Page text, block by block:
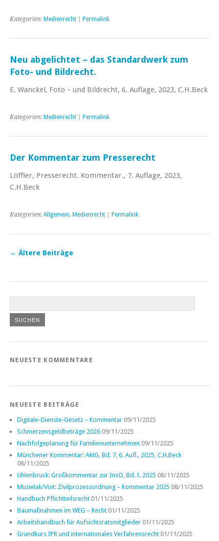
Kategorien: Medienrecht Permalink
Neu abgelichtet – das Standardwerk zum
Foto- und Bildrecht.
E. Wanckel, Foto – und Bildrecht, 6. Auflage, 2023, C.H.Beck
Kategorien: Medienrecht Permalink
Der Kommentar zum Presserecht
Löffler, Presserecht. Kommentar., 7. Auflage, 2023,
C.H.Beck
Kategorien: Allgemein, Medienrecht Permalink
← Ältere Beiträge
NEUESTE KOMMENTARE
NEUESTE BEITRÄGE
Digitale-Dienste-Gesetz – Kommentar 09/11/2025
Schmerzensgeldbeträge 2026 09/11/2025
Nachfolgeplanung für Familienunternehmen 09/11/2025
Münchener Kommentar: AktG, Bd. 7, 6. Aufl., 2025, C.H.Beck
08/11/2025
Uhlenbruck: Großkommentar zur InsO, Bd. I. 2025 08/11/2025
Musielak/Voit: Zivilprozessordnung – Kommentar 2025 08/11/2025
Handbuch Pflichtteilsrecht 01/11/2025
Baumaßnahmen im WEG – Recht 01/11/2025
Arbeitshandbuch für Aufsichtsratsmitglieder 01/11/2025
Grundkurs IPR und internationales Verfahrensrecht 01/11/2025